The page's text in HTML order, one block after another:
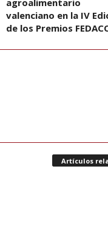
agroalimentario
valenciano en la IV
de los Premios
Artículos